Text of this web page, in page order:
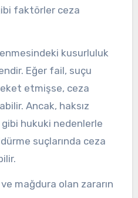
faktörler ceza
kusurluluk
Eğer fail, suçu
etmişse, ceza
Ancak, haksız
hukuki nedenlerle
suçlarında ceza
mağdura olan zararın